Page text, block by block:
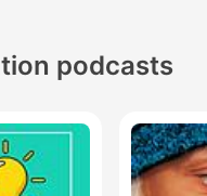
podcasts